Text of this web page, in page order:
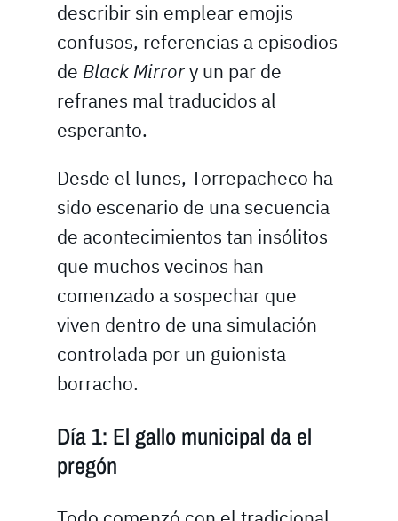
describir sin emplear emojis
confusos, referencias a episodios
de Black Mirrory un par de
refranes mal traducidos al
esperanto.
Desde el lunes, Torrepacheco ha
sido escenario de una secuencia
de acontecimientos tan insólitos
que muchos vecinos han
comenzado a sospechar que
viven dentro de una simulación
controlada por un guionista
borracho.
Día 1: El gallo municipal da el
pregón